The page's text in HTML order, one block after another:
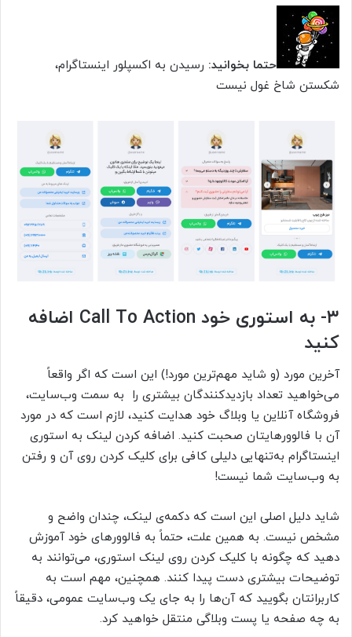
حتما بخوانید: رسیدن به اکسپلور اینستاگرام،
شکستن شاخ غول نیست
۳- به استوری خود Call To Action اضافه
کنید
آخرین مورد (و شاید مهم‌ترین مورد!) این است که اگر واقعاً
می‌خواهید تعداد بازدیدکنندگان بیشتری را به سمت وب‌سایت،
فروشگاه آنلاین یا وبلاگ خود هدایت کنید، لازم است که در مورد
آن با فالوورهایتان صحبت کنید. اضافه کردن لینک به استوری
اینستاگرام به‌تنهایی دلیلی کافی برای کلیک کردن روی آن و رفتن
به وب‌سایت شما نیست!
شاید دلیل اصلی این است که دکمه‌ی لینک، چندان واضح و
مشخص نیست. به همین علت، حتماً به فالوورهای خود آموزش
دهید که چگونه با کلیک کردن روی لینک استوری، می‌توانند به
توضیحات بیشتری دست پیدا کنند. همچنین، مهم است به
کاربرانتان بگویید که آن‌ها را به جای یک وب‌سایت عمومی، دقیقاً
به چه صفحه‌ یا پست وبلاگی منتقل خواهید کرد.